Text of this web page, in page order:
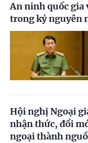
An ninh quốc gia
trong kỷ nguyên
Hội nghị Ngoại
nhận thức, đổi
ngoại thành